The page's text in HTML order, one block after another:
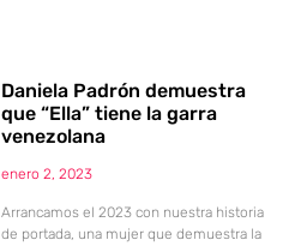
Daniela Padrón demuestra
que “Ella” tiene la garra
venezolana
enero 2, 2023
Arrancamos el 2023 con nuestra historia
de portada, una mujer que demuestra la